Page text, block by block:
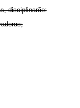
disciplinarão: